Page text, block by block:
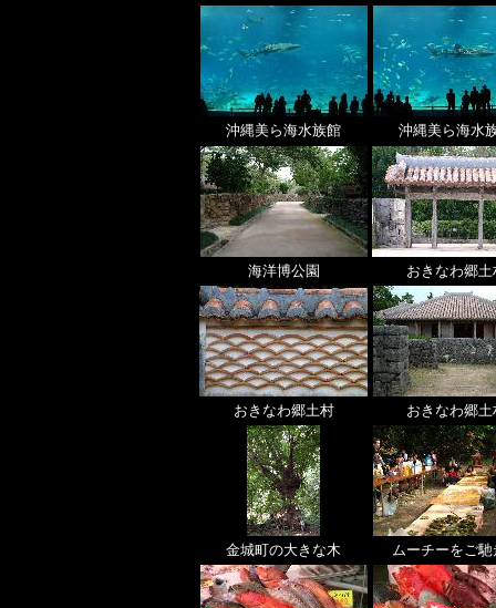
沖縄美ら海水族館 沖縄美ら海水
海洋博公園 おきなわ郷土
おきなわ郷土村 おきなわ郷土
金城町の大きな木 ムーチーをご馳